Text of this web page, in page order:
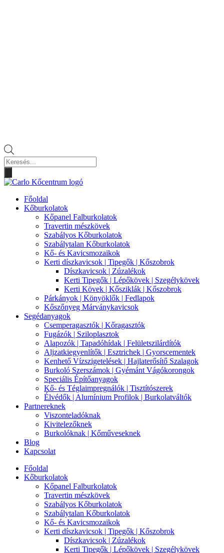
Products
search
Főoldal
Kőburkolatok
Kőpanel Falburkolatok
Travertin mészkövek
Szabályos Kőburkolatok
Szabálytalan Kőburkolatok
Kő- és Kavicsmozaikok
Kerti díszkavicsok | Tipegők | Kőszobrok
Díszkavicsok | Zúzalékok
Kerti Tipegők | Lépőkövek | Szegélykövek
Kerti Kövek | Kősziklák | Kőszobrok
Párkányok | Könyöklők | Fedlapok
Kőszőnyeg Márványkavicsok
Segédanyagok
Csemperagasztók | Kőragasztók
Fugázók | Sziloplasztok
Alapozók | Tapadóhídak | Felületszilárdítók
Aljzatkiegyenlítők | Esztrichek | Gyorscementek
Kenhető Vízszigetelések | Hajlaterősítő Szalagok
Burkoló Szerszámok | Gyémánt Vágókorongok
Speciális Építőanyagok
Kő- és Téglaimpregnálók | Tisztítószerek
Élvédők | Alumínium Profilok | Burkolatváltók
Partnereknek
Viszonteladóknak
Kivitelezőknek
Burkolóknak | Kőműveseknek
Blog
Kapcsolat
Főoldal
Kőburkolatok
Kőpanel Falburkolatok
Travertin mészkövek
Szabályos Kőburkolatok
Szabálytalan Kőburkolatok
Kő- és Kavicsmozaikok
Kerti díszkavicsok | Tipegők | Kőszobrok
Díszkavicsok | Zúzalékok
Kerti Tipegők | Lépőkövek | Szegélykövek